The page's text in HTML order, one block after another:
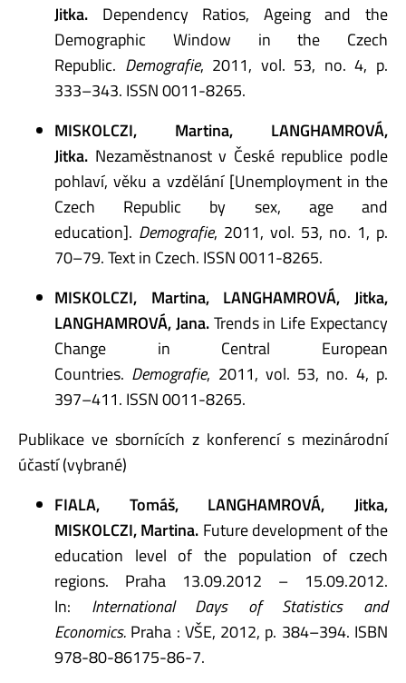
Jitka. Dependency Ratios, Ageing and the
Demographic Window in the Czech
Republic. Demografie, 2011, vol. 53, no. 4, p.
333–343. ISSN 0011-8265.
MISKOLCZI, Martina, LANGHAMROVÁ,
Jitka. Nezaměstnanost v České republice podle
pohlaví, věku a vzdělání [Unemployment in the
Czech Republic by sex, age and
education]. Demografie, 2011, vol. 53, no. 1, p.
70–79. Text in Czech. ISSN 0011-8265.
MISKOLCZI, Martina, LANGHAMROVÁ, Jitka,
LANGHAMROVÁ, Jana.Trends in Life Expectancy
Change in Central European
Countries. Demografie, 2011, vol. 53, no. 4, p.
397–411. ISSN 0011-8265.
Publikace ve sbornících z konferencí s mezinárodní
účastí (vybrané)
FIALA, Tomáš, LANGHAMROVÁ, Jitka,
MISKOLCZI, Martina. Future development of the
education level of the population of czech
regions. Praha 13.09.2012 – 15.09.2012.
In: International Days of Statistics and
Economics. Praha : VŠE, 2012, p. 384–394. ISBN
978-80-86175-86-7.